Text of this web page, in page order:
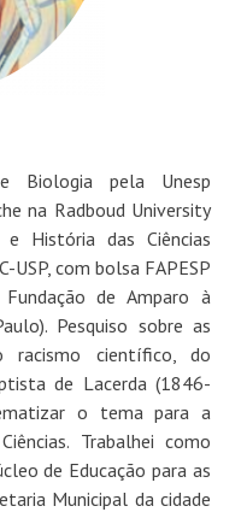
Biologia pela Unesp
na Radboud University
História das Ciências
USP, com bolsa FAPESP
de Amparo à
Pesquiso sobre as
racismo científico, do
de Lacerda (1846-
o tema para a
Trabalhei como
de Educação para as
Municipal da cidade